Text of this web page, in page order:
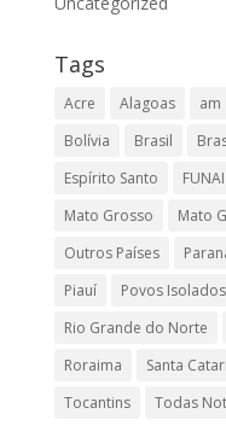
Tags
Acre Alagoas am
Bolívia
Brasil
Espírito Santo
FUNAI
Mato Grosso
Mato
Outros Países
Piauí
Povos Isolados
Rio Grande do Norte
Roraima
Santa
Tocantins
Todas